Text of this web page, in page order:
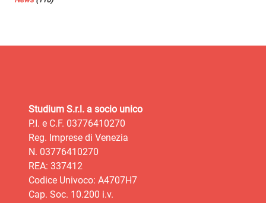
Studium S.r.l. a socio unico
P.I. e C.F. 03776410270
Reg. Imprese di Venezia
N. 03776410270
REA: 337412
Codice Univoco: A4707H7
Cap. Soc. 10.200 i.v.